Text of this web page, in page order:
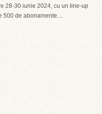
28-30 iunie 2024, cu un line-up
500 de abonamente....